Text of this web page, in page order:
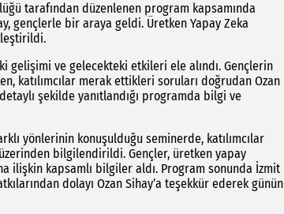
tarafından düzenlenen program kapsamında
gençlerle bir araya geldi. Üretken Yapay Zeka
gelişimi ve gelecekteki etkileri ele alındı. Gençlerin
merak ettikleri soruları doğrudan Ozan
şekilde yanıtlandığı programda bilgi ve
yönlerinin konuşulduğu seminerde, katılımcılar
bilgilendirildi. Gençler, üretken yapay
ilişkin kapsamlı bilgiler aldı. Program sonunda İzmit
dolayı Ozan Sihay’a teşekkür ederek günün